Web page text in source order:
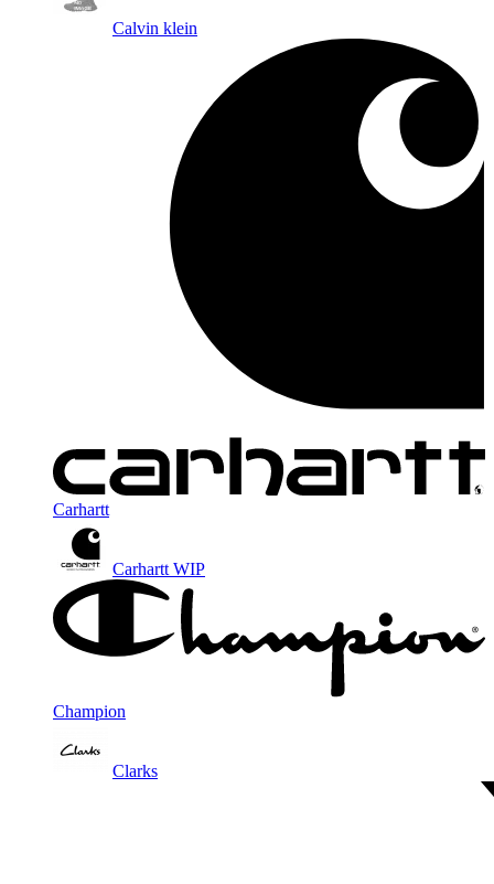
Calvin klein
Carhartt
Carhartt WIP
Champion
Clarks